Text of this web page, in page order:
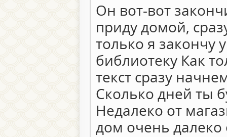
Он вот-вот
приду домой,
только я закончу
библиотеку Как
текст сразу
Сколько дней ты
Недалеко от
дом очень далеко